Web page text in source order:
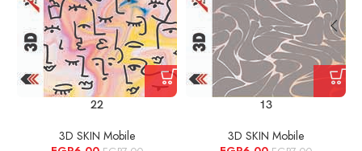
13
3D SKIN Mobile
22
3D SKIN Mobile